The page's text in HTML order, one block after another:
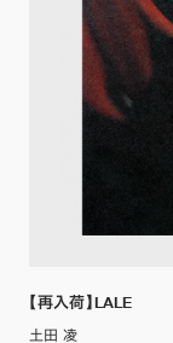
【再入荷】LALE
土田 凌